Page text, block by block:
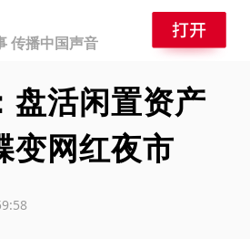
传播中国声音
盘活闲置资产
变网红夜市